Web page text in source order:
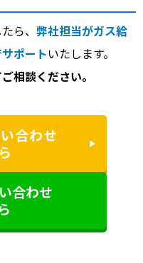
ら、 弊社担当がガス給
ポート いたします。
相談ください。
合わせ
合わせ